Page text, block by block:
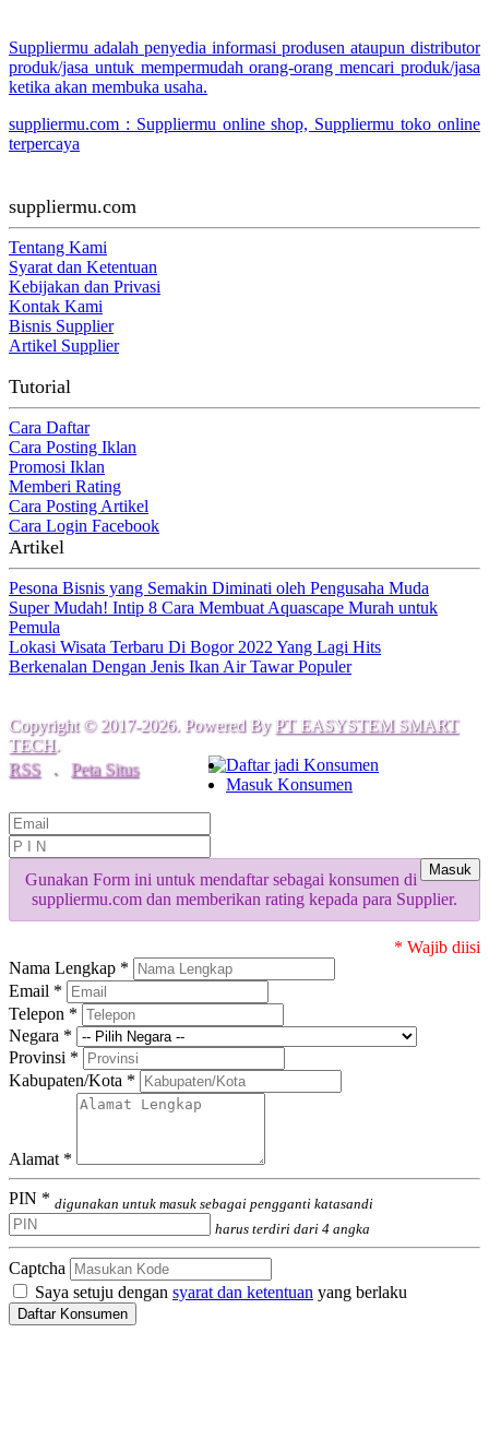
Suppliermu adalah penyedia informasi produsen ataupun distributor
produk/jasa untuk mempermudah orang-orang mencari produk/jasa
ketika akan membuka usaha.
suppliermu.com : Suppliermu online shop, Suppliermu toko online
terpercaya
suppliermu.com
Tentang Kami
Syarat dan Ketentuan
Kebijakan dan Privasi
Kontak Kami
Bisnis Supplier
Artikel Supplier
Tutorial
Cara Daftar
Cara Posting Iklan
Promosi Iklan
Memberi Rating
Cara Posting Artikel
Cara Login Facebook
Artikel
Pesona Bisnis yang Semakin Diminati oleh Pengusaha Muda
Super Mudah! Intip 8 Cara Membuat Aquascape Murah untuk
Pemula
Lokasi Wisata Terbaru Di Bogor 2022 Yang Lagi Hits
Berkenalan Dengan Jenis Ikan Air Tawar Populer
Copyright © 2017-2026. Powered By PT EASYSTEM SMART
TECH.
RSS
. Peta Situs
Daftar jadi Konsumen
Masuk Konsumen
Masuk
Gunakan Form ini untuk mendaftar sebagai konsumen di
suppliermu.com dan memberikan rating kepada para Supplier.
* Wajib diisi
Nama Lengkap *
Email *
Telepon *
Negara *
Provinsi *
Kabupaten/Kota *
Alamat *
PIN * digunakan untuk masuk sebagai pengganti katasandi
harus terdiri dari 4 angka
Captcha
Saya setuju dengan syarat dan ketentuan yang berlaku
Daftar Konsumen